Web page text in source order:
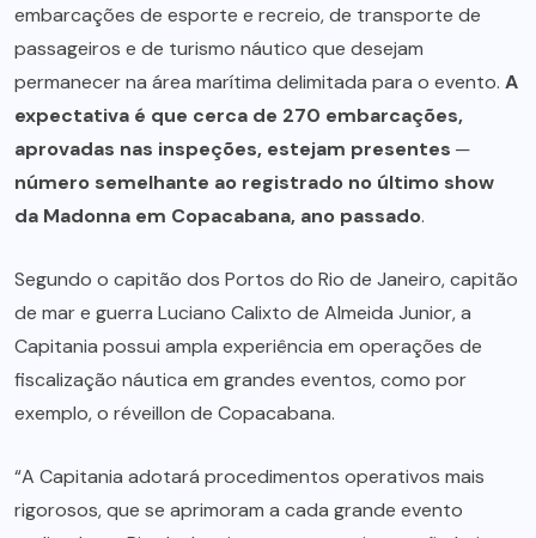
embarcações de esporte e recreio, de transporte de
passageiros e de turismo náutico que desejam
permanecer na área marítima delimitada para o evento. A
expectativa é que cerca de 270 embarcações,
aprovadas nas inspeções, estejam presentes ─
número semelhante ao registrado no último show
da Madonna em Copacabana, ano passado.
Segundo o capitão dos Portos do Rio de Janeiro, capitão
de mar e guerra Luciano Calixto de Almeida Junior, a
Capitania possui ampla experiência em operações de
fiscalização náutica em grandes eventos, como por
exemplo, o réveillon de Copacabana.
“A Capitania adotará procedimentos operativos mais
rigorosos, que se aprimoram a cada grande evento